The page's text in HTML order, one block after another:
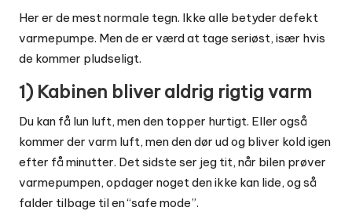
Her er de mest normale tegn. Ikke alle betyder defekt
varmepumpe. Men de er værd at tage seriøst, især hvis
de kommer pludseligt.
1) Kabinen bliver aldrig rigtig varm
Du kan få lun luft, men den topper hurtigt. Eller også
kommer der varm luft, men den dør ud og bliver kold igen
efter få minutter. Det sidste ser jeg tit, når bilen prøver
varmepumpen, opdager noget den ikke kan lide, og så
falder tilbage til en “safe mode”.